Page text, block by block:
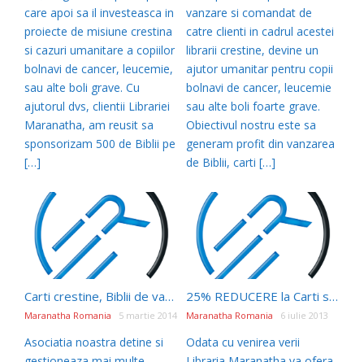
care apoi sa il investeasca in
proiecte de misiune crestina
si cazuri umanitare a copiilor
bolnavi de cancer, leucemie,
sau alte boli grave. Cu
ajutorul dvs, clientii Librariei
Maranatha, am reusit sa
sponsorizam 500 de Biblii pe
[…]
vanzare si comandat de
catre clienti in cadrul acestei
librarii crestine, devine un
ajutor umanitar pentru copii
bolnavi de cancer, leucemie
sau alte boli foarte grave.
Obiectivul nostru este sa
generam profit din vanzarea
de Biblii, carti […]
Carti crestine, Biblii de vanzare si cadouri crestine la preturi de editura
Maranatha Romania 5 martie 2014
Asociatia noastra detine si
25% REDUCERE la Carti si Cadouri Crestine, 15% la Biblii si 10% la Biblia Thompson la Libraria Maranatha
Maranatha Romania 6 iulie 2013
Odata cu venirea verii